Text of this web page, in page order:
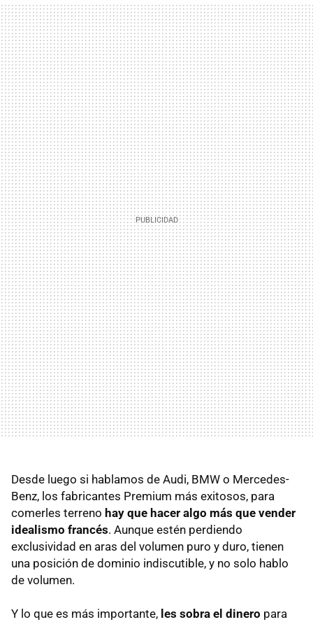
Desde luego si hablamos de Audi, BMW o Mercedes-
Benz, los fabricantes Premium más exitosos, para
comerles terreno hay que hacer algo más que vender
idealismo francés. Aunque estén perdiendo
exclusividad en aras del volumen puro y duro, tienen
una posición de dominio indiscutible, y no solo hablo
de volumen.
Y lo que es más importante, les sobra el dinero para